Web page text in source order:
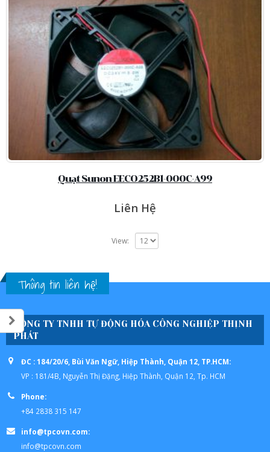
Quạt Sunon EECO252B1-000C-A99
Liên Hệ
View:
Thông tin liên hệ!
CÔNG TY TNHH TỰ ĐỘNG HÓA CÔNG NGHIỆP THỊNH
PHÁT
ĐC : 184/20/6, Bùi Văn Ngữ, Hiệp Thành, Quận 12, TP.HCM:
VP : 181/4B, Nguyễn Thị Đặng, Hiệp Thành, Quận 12, Tp. HCM
Phone:
+84 2838 315 147
info@tpcovn.com:
info@tpcovn.com